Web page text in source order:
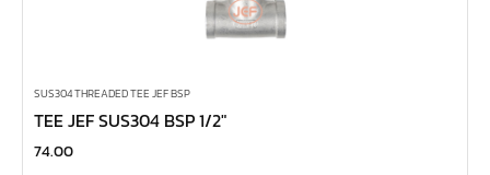
หน้าแปลนเชื่อมเหล็ก JEF 150P RF ชุบกัลวาไนซ์
หน้าแปลนเชื่อมเหล็ก JEF 300P RF
ประแจตะขอ
คีมตัดสายเคเบิ้ล
SUS304 THREADED TEE JEF BSP
TEE JEF SUS304 BSP 1/2″
74.00